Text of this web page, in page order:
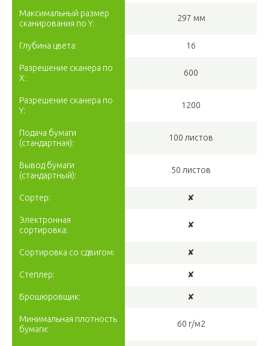
Максимальный размер
сканирования по Y:
297 мм
Глубина цвета: 16
Разрешение сканера по
Х:
600
Разрешение сканера по
Y:
1200
Подача бумаги
(стандартная):
100 листов
Вывод бумаги
(стандартный):
50 листов
Сортер: ✘
Электронная
сортировка:
✘
Сортировка со сдвигом: ✘
Степлер: ✘
Брошюровщик: ✘
Минимальная плотность
бумаги:
60 г/м2